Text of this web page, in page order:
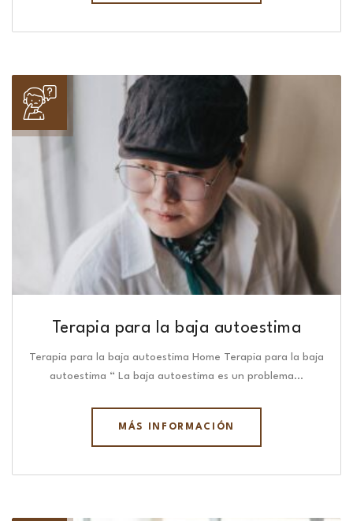
Terapia para la baja autoestima
Terapia para la baja autoestima Home Terapia para la baja
autoestima “ La baja autoestima es un problema…
MÁS INFORMACIÓN